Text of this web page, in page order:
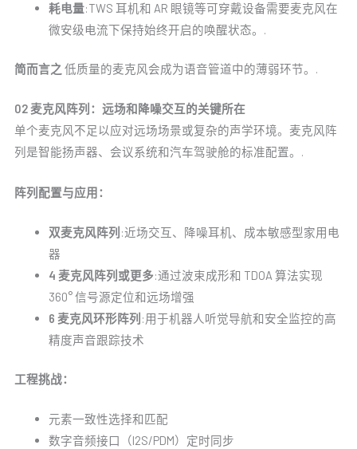
耗电量:TWS 耳机和 AR 眼镜等可穿戴设备需要麦克风在
微安级电流下保持始终开启的唤醒状态。.
简而言之 低质量的麦克风会成为语音管道中的薄弱环节。.
02 麦克风阵列：远场和降噪交互的关键所在
单个麦克风不足以应对远场场景或复杂的声学环境。麦克风阵
列是智能扬声器、会议系统和汽车驾驶舱的标准配置。.
阵列配置与应用：
双麦克风阵列 :近场交互、降噪耳机、成本敏感型家用电
器
4 麦克风阵列或更多:通过波束成形和 TDOA 算法实现
360° 信号源定位和远场增强
6 麦克风环形阵列 :用于机器人听觉导航和安全监控的高
精度声音跟踪技术
工程挑战：
元素一致性选择和匹配
数字音频接口（I2S/PDM）定时同步